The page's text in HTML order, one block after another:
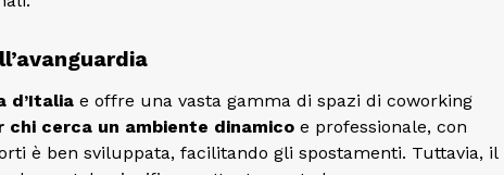
d’Italia e offre una vasta gamma di spazi di coworking
cerca un ambiente dinamico e professionale, con
è ben sviluppata, facilitando gli spostamenti. Tuttavia, il